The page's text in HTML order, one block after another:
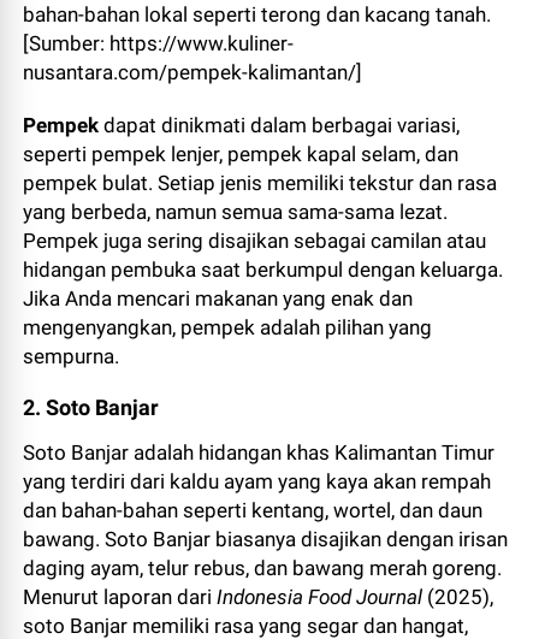
bahan-bahan lokal seperti terong dan kacang tanah.
[Sumber: https://www.kuliner-
nusantara.com/pempek-kalimantan/]
Pempek dapat dinikmati dalam berbagai variasi,
seperti pempek lenjer, pempek kapal selam, dan
pempek bulat. Setiap jenis memiliki tekstur dan rasa
yang berbeda, namun semua sama-sama lezat.
Pempek juga sering disajikan sebagai camilan atau
hidangan pembuka saat berkumpul dengan keluarga.
Jika Anda mencari makanan yang enak dan
mengenyangkan, pempek adalah pilihan yang
sempurna.
2. Soto Banjar
Soto Banjar adalah hidangan khas Kalimantan Timur
yang terdiri dari kaldu ayam yang kaya akan rempah
dan bahan-bahan seperti kentang, wortel, dan daun
bawang. Soto Banjar biasanya disajikan dengan irisan
daging ayam, telur rebus, dan bawang merah goreng.
Menurut laporan dariIndonesia Food Journal (2025),
soto Banjar memiliki rasa yang segar dan hangat,